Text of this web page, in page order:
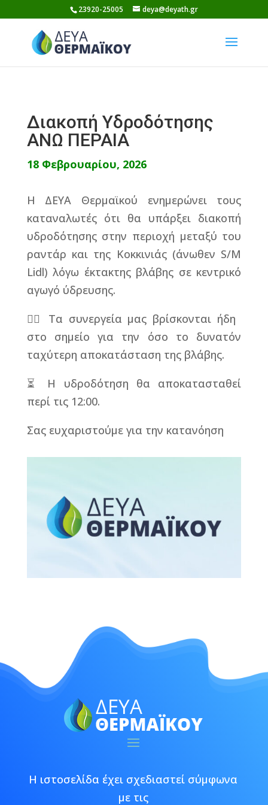
to
content
23920-25005 deya@deyath.gr
Διακοπή Υδροδότησης
ΑΝΩ ΠΕΡΑΙΑ
18 Φεβρουαρίου, 2026
Η ΔΕΥΑ Θερμαϊκού ενημερώνει τους
καταναλωτές ότι θα υπάρξει διακοπή
υδροδότησης στην περιοχή μεταξύ του
ραντάρ και της Κοκκινιάς (άνωθεν S/M
Lidl) λόγω έκτακτης βλάβης σε κεντρικό
αγωγό ύδρευσης.
👷‍♂️ Τα συνεργεία μας βρίσκονται ήδη
στο σημείο για την όσο το δυνατόν
ταχύτερη αποκατάσταση της βλάβης.
⏳ Η υδροδότηση θα αποκατασταθεί
περί τις 12:00.
Σας ευχαριστούμε για την κατανόηση
Η ιστοσελίδα έχει σχεδιαστεί σύμφωνα
με τις